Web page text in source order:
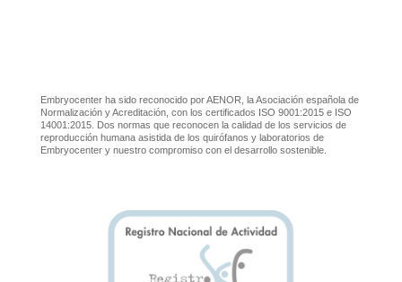
Embryocenter ha sido reconocido por AENOR, la Asociación española de
Normalización y Acreditación, con los certificados ISO 9001:2015 e ISO
14001:2015. Dos normas que reconocen la calidad de los servicios de
reproducción humana asistida de los quirófanos y laboratorios de
Embryocenter y nuestro compromiso con el desarrollo sostenible.